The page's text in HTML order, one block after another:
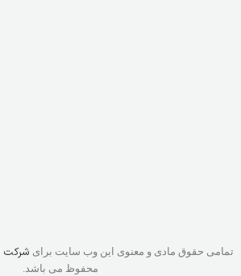
تمامی حقوق مادی و معنوی این وب سایت برای شرکت
محفوظ می باشد.